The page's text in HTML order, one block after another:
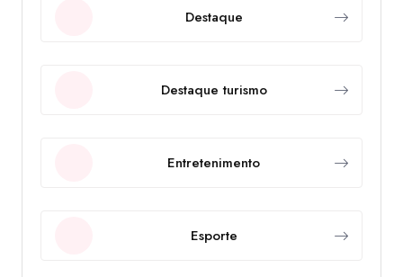
Destaque
Destaque turismo
Entretenimento
Esporte